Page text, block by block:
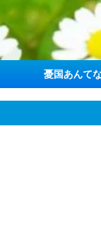
憂国あんて